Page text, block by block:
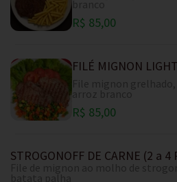
R$ 85,00
FILÉ MIGNON
R$ 85,00
STROGONOFF DE CARNE (2 a 4